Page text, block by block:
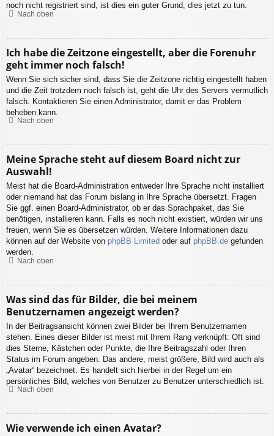
noch nicht registriert sind, ist dies ein guter Grund, dies jetzt zu tun.
Nach oben
Ich habe die Zeitzone eingestellt, aber die Forenuhr
geht immer noch falsch!
Wenn Sie sich sicher sind, dass Sie die Zeitzone richtig eingestellt haben
und die Zeit trotzdem noch falsch ist, geht die Uhr des Servers vermutlich
falsch. Kontaktieren Sie einen Administrator, damit er das Problem
beheben kann.
Nach oben
Meine Sprache steht auf diesem Board nicht zur
Auswahl!
Meist hat die Board-Administration entweder Ihre Sprache nicht installiert
oder niemand hat das Forum bislang in Ihre Sprache übersetzt. Fragen
Sie ggf. einen Board-Administrator, ob er das Sprachpaket, das Sie
benötigen, installieren kann. Falls es noch nicht existiert, würden wir uns
freuen, wenn Sie es übersetzen würden. Weitere Informationen dazu
können auf der Website von phpBB Limited oder auf phpBB.de gefunden
werden.
Nach oben
Was sind das für Bilder, die bei meinem
Benutzernamen angezeigt werden?
In der Beitragsansicht können zwei Bilder bei Ihrem Benutzernamen
stehen. Eines dieser Bilder ist meist mit Ihrem Rang verknüpft: Oft sind
dies Sterne, Kästchen oder Punkte, die Ihre Beitragszahl oder Ihren
Status im Forum angeben. Das andere, meist größere, Bild wird auch als
„Avatar“ bezeichnet. Es handelt sich hierbei in der Regel um ein
persönliches Bild, welches von Benutzer zu Benutzer unterschiedlich ist.
Nach oben
Wie verwende ich einen Avatar?